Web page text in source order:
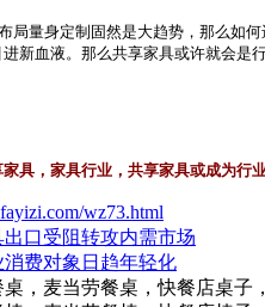
量身定制固然是大趋势，那么如何
新血液。那么共享家具或许就会是
家具，家具行业，共享家具或成为行
wz73.html
出口受阻转攻内需市场
消费对象日趋年轻化
，麦当劳餐桌，快餐店桌子